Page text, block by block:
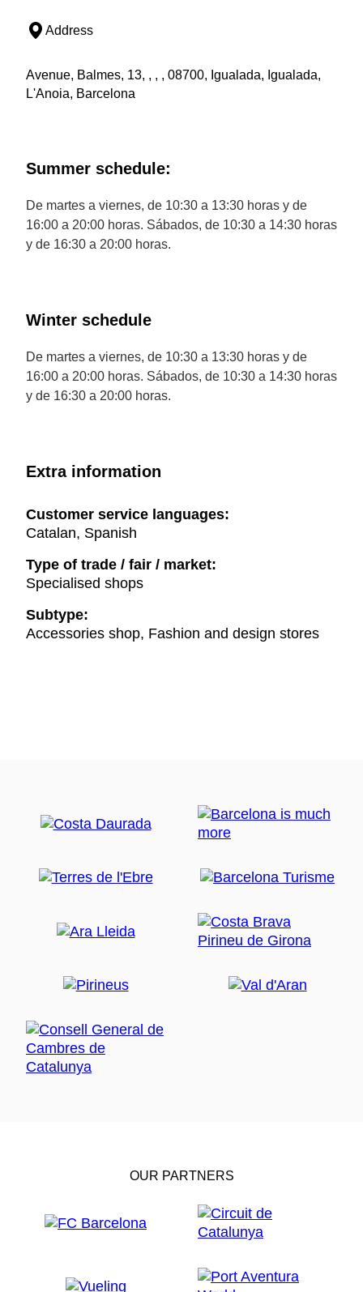
Address
Avenue, Balmes, 13, , , , 08700, Igualada, Igualada,
L'Anoia, Barcelona
Summer schedule:
De martes a viernes, de 10:30 a 13:30 horas y de
16:00 a 20:00 horas. Sábados, de 10:30 a 14:30 horas
y de 16:30 a 20:00 horas.
Winter schedule
De martes a viernes, de 10:30 a 13:30 horas y de
16:00 a 20:00 horas. Sábados, de 10:30 a 14:30 horas
y de 16:30 a 20:00 horas.
Extra information
Customer service languages:
Catalan, Spanish
Type of trade / fair / market:
Specialised shops
Subtype:
Accessories shop, Fashion and design stores
OUR PARTNERS